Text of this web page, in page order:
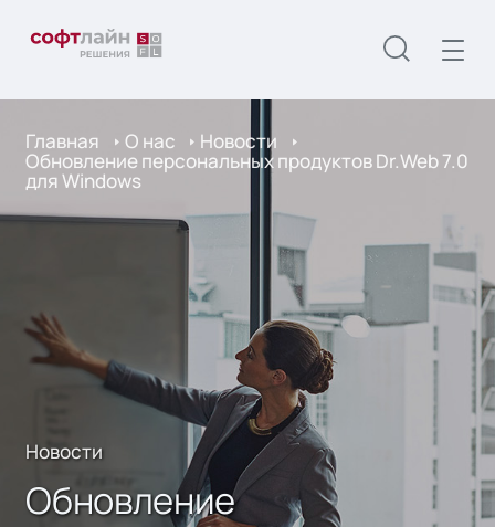
Главная О нас Новости
Обновление персональных продуктов Dr.Web 7.0
для Windows
Новости
Обновление